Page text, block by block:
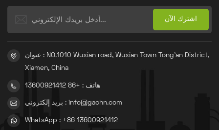
عنوان : NO.1010 Wuxian road, Wuxian Town Tong'an District,
Xiamen, China
هاتف : +86 13600921412
بريد إلكتروني : info@gachn.com
WhatsApp : +86 13600921412